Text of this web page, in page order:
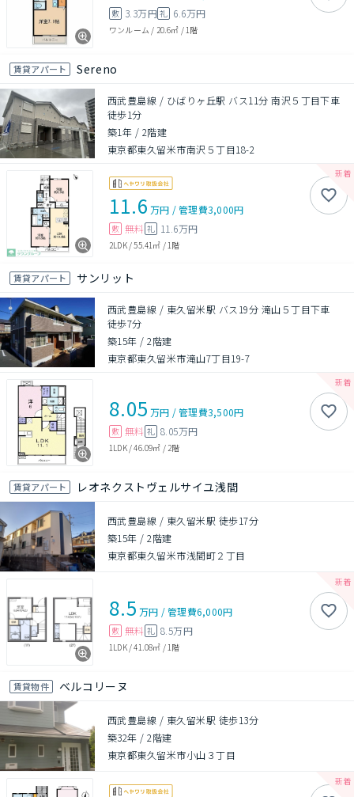
敷 3.3万円礼 6.6万円
ワンルーム / 20.6㎡ / 1階
賃貸アパート Sereno
西武豊島線 / ひばりヶ丘駅 バス11分 南沢５丁目下車
徒歩1分
築1年 / 2階建
東京都東久留米市南沢５丁目18-2
11.6 万円 /管理費3,000円
敷 無料 礼 11.6万円
2LDK/55.41㎡ /1階
賃貸アパート サンリット
西武豊島線 / 東久留米駅 バス19分 滝山５丁目下車
徒歩7分
築15年 /2階建
東京都東久留米市滝山7丁目19-7
8.05 万円 /管理費3,500円
敷 無料 礼 8.05万円
1LDK/46.09㎡ / 2階
賃貸アパート レオネクストヴェルサイユ浅間
西武豊島線 / 東久留米駅 徒歩17分
築15年 /2階建
東京都東久留米市浅間町２丁目
8.5 万円 /管理費6,000円
敷 無料 礼 8.5万円
1LDK/41.08㎡ / 1階
賃貸物件 ベルコリーヌ
西武豊島線 / 東久留米駅 徒歩13分
築32年 /2階建
東京都東久留米市小山３丁目